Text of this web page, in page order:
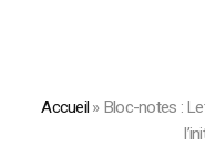
Accueil»Bloc-notes :